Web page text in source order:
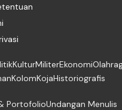
KulturMiliterEkonomi
KolomKojaHistoriografis
PortofolioUndangan Menulis